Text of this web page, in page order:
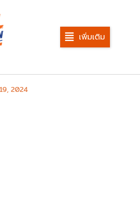
เพิ่มเติม
2024